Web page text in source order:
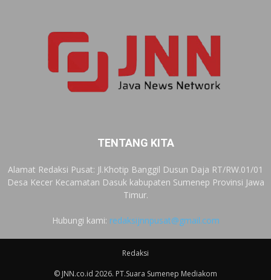
TENTANG KITA
Alamat Redaksi Pusat: Jl.Khotip Banggil Dusun Daja RT/RW.01/01
Desa Kecer Kecamatan Dasuk kabupaten Sumenep Provinsi Jawa
Timur.
Hubungi kami: redaksijnnpusat@gmail.com
Redaksi
© JNN.co.id 2026. PT.Suara Sumenep Mediakom